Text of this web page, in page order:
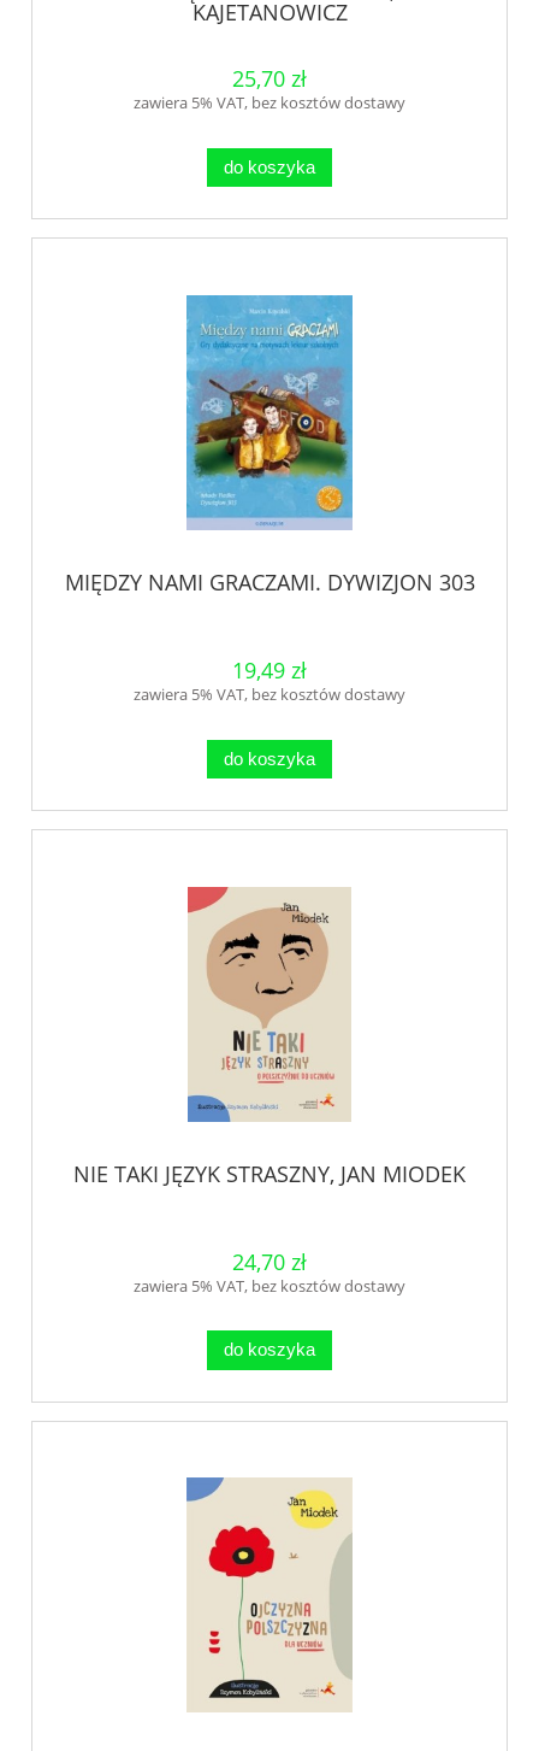
KAJETANOWICZ
25,70 zł
zawiera 5% VAT, bez kosztów dostawy
do koszyka
MIĘDZY NAMI GRACZAMI. DYWIZJON 303
19,49 zł
zawiera 5% VAT, bez kosztów dostawy
do koszyka
NIE TAKI JĘZYK STRASZNY, JAN MIODEK
24,70 zł
zawiera 5% VAT, bez kosztów dostawy
do koszyka